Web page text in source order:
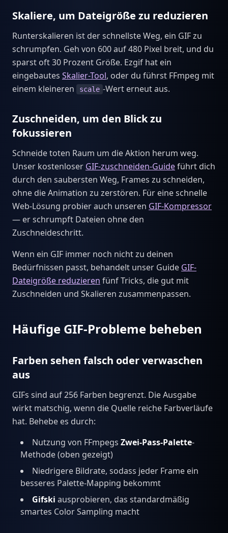
Skaliere, um Dateigröße zu reduzieren
Runterskalieren ist der schnellste Weg, ein GIF zu
schrumpfen. Geh von 600 auf 480 Pixel breit, und du
sparst oft 30 Prozent Größe. Ezgif hat ein
eingebautes Skalier-Tool, oder du führst FFmpeg mit
einem kleineren
scale -Wert erneut aus.
Zuschneiden, um den Blick zu
fokussieren
Schneide toten Raum um die Aktion herum weg.
Unser kostenloser GIF-zuschneiden-Guideführt dich
durch den saubersten Weg, Frames zu schneiden,
ohne die Animation zu zerstören. Für eine schnelle
Web-Lösung probier auch unseren GIF-Kompressor
— er schrumpft Dateien ohne den
Zuschneideschritt.
Wenn ein GIF immer noch nicht zu deinen
Bedürfnissen passt, behandelt unser Guide GIF-
Dateigröße reduzieren fünf Tricks, die gut mit
Zuschneiden und Skalieren zusammenpassen.
Häufige GIF-Probleme beheben
Farben sehen falsch oder verwaschen
aus
GIFs sind auf 256 Farben begrenzt. Die Ausgabe
wirkt matschig, wenn die Quelle reiche Farbverläufe
hat. Behebe es durch:
Nutzung von FFmpegs Zwei-Pass-Palette-
Methode (oben gezeigt)
Niedrigere Bildrate, sodass jeder Frame ein
besseres Palette-Mapping bekommt
Gifski ausprobieren, das standardmäßig
smartes Color Sampling macht